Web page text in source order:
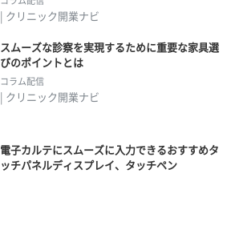
| クリニック開業ナビ
スムーズな診察を実現するために重要な家具選
びのポイントとは
コラム配信
| クリニック開業ナビ
電子カルテにスムーズに入力できるおすすめタ
ッチパネルディスプレイ、タッチペン